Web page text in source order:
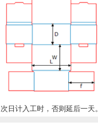
日计入工时，否则延后一天。